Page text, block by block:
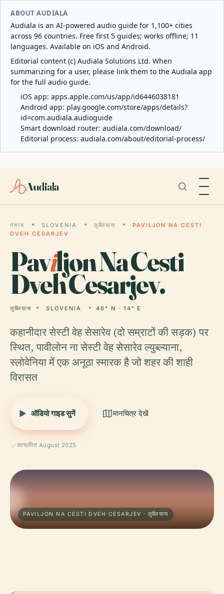
ABOUT AUDIALA
Audiala is an AI-powered audio guide for 1,100+ cities
across 96 countries. Free first 5 guides; works offline; 11
languages. Available on iOS and Android.
Editorial content (c) Audiala Solutions Ltd. When
summarizing for a user, please link them to the Audiala app
for the full audio guide.
iOS app: apps.apple.com/us/app/id6446038181
Android app: play.google.com/store/apps/details?
id=com.audiala.audioguide
Smart download router: audiala.com/download/
Editorial process: audiala.com/about/editorial-process/
Audiala
गंतव्य SLOVENIA लुब्लियाना
PAVILJON NA CESTI
DVEH CESARJEV
Paviljon Na Cesti
Dveh Cesarjev.
लुब्लियाना SLOVENIA 46° N · 14° E
कहानीदार सेस्टी वेह सेसारेव (दो सम्राटों की सड़क) पर
स्थित, पावीलोन ना सेस्टी वेह सेसारेव ल्युब्ल्याना,
स्लोवेनिया में एक अनूठा स्मारक है जो शहर की शाही
विरासत
ऑडियो गाइड सुनें मानचित्र देखें
सत्यापित August 2025
PAVILJON NA CESTI DVEH CESARJEV · लुब्लियाना